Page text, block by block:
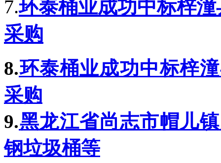
7.环泰桶业成功中标梓
采购
8.环泰桶业成功中标梓
采购
9.黑龙江省尚志市帽儿
钢垃圾桶等